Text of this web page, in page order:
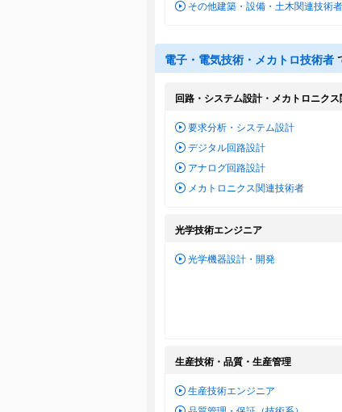
その他建築・設備・土木関連技術者
電子・電気技術・メカトロ技術者
回路・システム設計・メカトロニク
要求分析・システム設計
デジタル回路設計
アナログ回路設計
メカトロニクス関連技術者
光学技術エンジニア
光学機器設計・開発
生産技術・品質・生産管理
生産技術エンジニア